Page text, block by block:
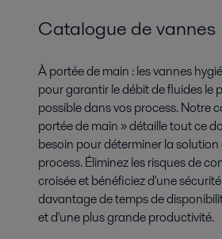
Catalogue de vannes
À portée de main : les vannes
pour garantir le débit de fluides le
possible dans vos process. Notre
portée de main » détaille tout ce
besoin pour déterminer la
process. Éliminez les risques de
croisée et bénéficiez d'une
davantage de temps de
et d'une plus grande productivité.